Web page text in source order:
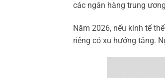
các ngân hàng trung
Năm 2026, nếu kinh tế
riêng có xu hướng tăng.